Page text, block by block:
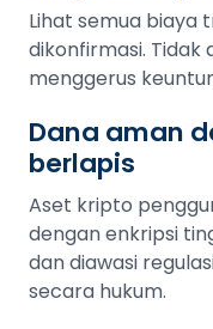
Lihat semua biaya
dikonfirmasi.
menggerus
Dana aman
berlapis
Aset kripto
dengan enkripsi
dan diawasi
secara hukum.